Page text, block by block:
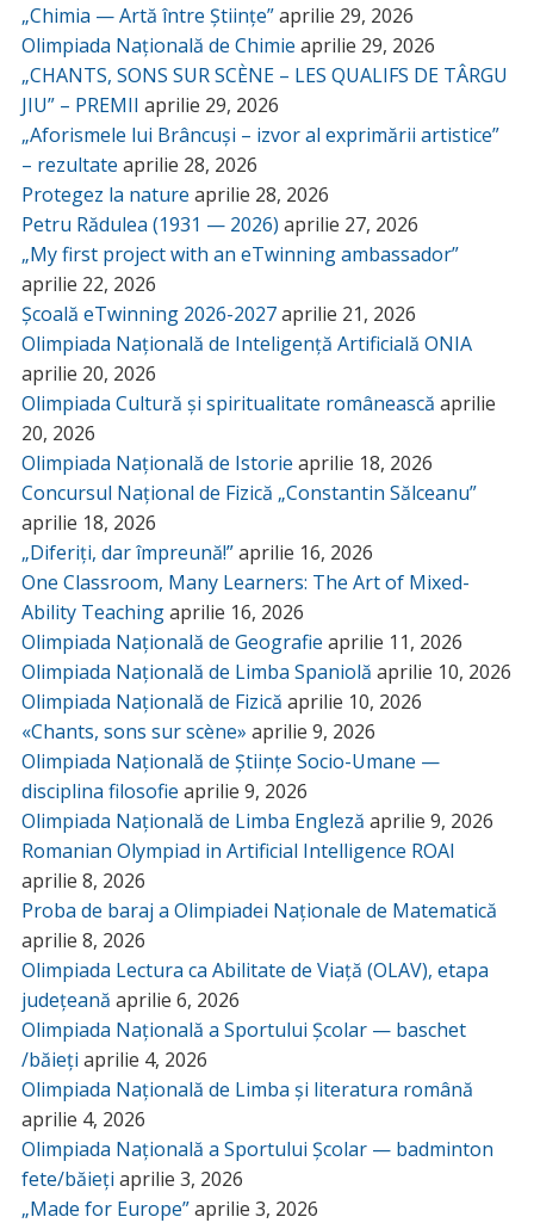
„Chimia — Artă între Științe”aprilie 29, 2026
Olimpiada Națională de Chimie aprilie 29, 2026
„CHANTS, SONS SUR SCÈNE – LES QUALIFS DE TÂRGU
JIU” – PREMII aprilie 29, 2026
„Aforismele lui Brâncuși – izvor al exprimării artistice”
– rezultate aprilie 28, 2026
Protegez la nature aprilie 28, 2026
Petru Rădulea (1931 — 2026) aprilie 27, 2026
„My first project with an eTwinning ambassador”
aprilie 22, 2026
Școală eTwinning 2026-2027aprilie 21, 2026
Olimpiada Națională de Inteligență Artificială ONIA
aprilie 20, 2026
Olimpiada Cultură și spiritualitate românească aprilie
20, 2026
Olimpiada Națională de Istorie aprilie 18, 2026
Concursul Național de Fizică „Constantin Sălceanu”
aprilie 18, 2026
„Diferiți, dar împreună!”aprilie 16, 2026
One Classroom, Many Learners: The Art of Mixed-
Ability Teachingaprilie 16, 2026
Olimpiada Națională de Geografie aprilie 11, 2026
Olimpiada Națională de Limba Spaniolă aprilie 10, 2026
Olimpiada Națională de Fizică aprilie 10, 2026
«Chants, sons sur scène» aprilie 9, 2026
Olimpiada Națională de Științe Socio-Umane —
disciplina filosofie aprilie 9, 2026
Olimpiada Națională de Limba Engleză aprilie 9, 2026
Romanian Olympiad in Artificial Intelligence ROAI
aprilie 8, 2026
Proba de baraj a Olimpiadei Naționale de Matematică
aprilie 8, 2026
Olimpiada Lectura ca Abilitate de Viață (OLAV), etapa
județeană aprilie 6, 2026
Olimpiada Națională a Sportului Școlar — baschet
/băieți aprilie 4, 2026
Olimpiada Națională de Limba și literatura română
aprilie 4, 2026
Olimpiada Națională a Sportului Școlar — badminton
fete/băieți aprilie 3, 2026
„Made for Europe”aprilie 3, 2026